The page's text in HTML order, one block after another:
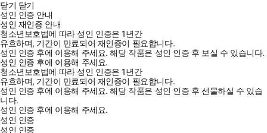
닫기 닫기
성인 인증 안내
성인 재인증 안내
청소년보호법에 따라 성인 인증은 1년간
유효하며, 기간이 만료되어 재인증이 필요합니다.
성인 인증 후에 이용해 주세요.해당 작품은 성인 인증 후 보실 수 있습니다.
성인 인증 후에 이용해 주세요.
청소년보호법에 따라 성인 인증은 1년간
유효하며, 기간이 만료되어 재인증이 필요합니다.
성인 인증 후에 이용해 주세요.해당 작품은 성인 인증 후 선물하실 수 있습
니다.
성인 인증 후에 이용해 주세요.
성인 인증
성인 인증